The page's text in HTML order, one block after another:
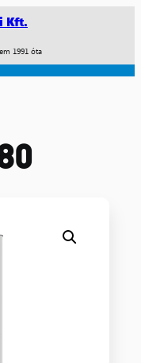
Kft.
1991 óta